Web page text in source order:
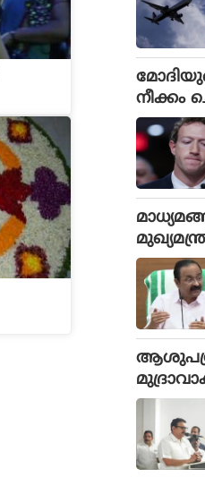
നീക്കം
സിഇഒ
ത്തില്‍
മായി
ളീധരനെ